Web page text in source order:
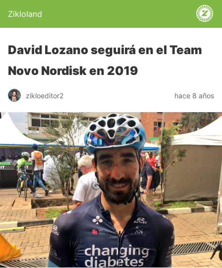
Zikloland
David Lozano seguirá en el Team
Novo Nordisk en 2019
zikloeditor2 hace 8 años